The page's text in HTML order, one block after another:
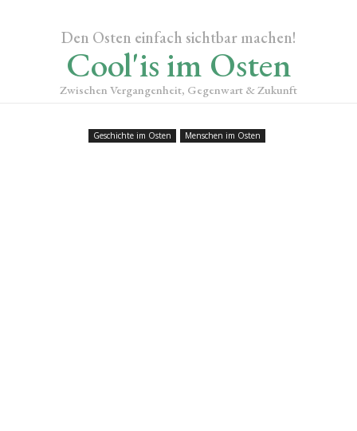
Den Osten einfach sichtbar machen!
Cool'is im Osten
Zwischen Vergangenheit, Gegenwart & Zukunft
Geschichte im Osten Menschen im Osten